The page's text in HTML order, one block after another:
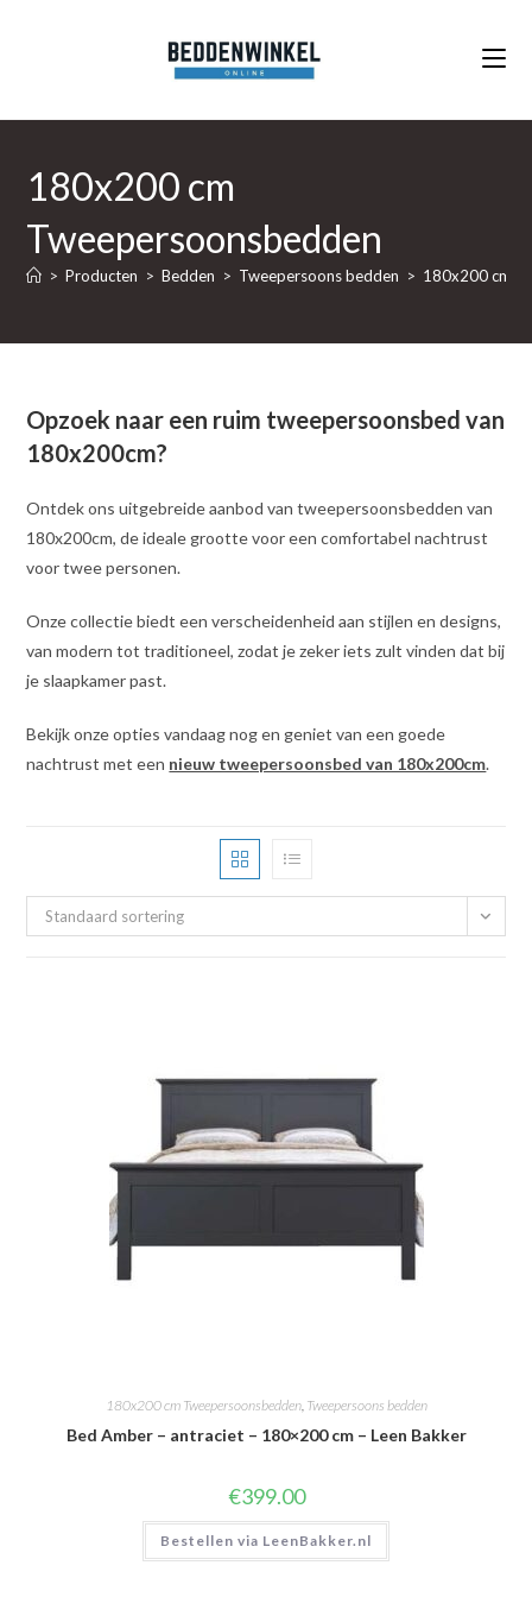
180x200 cm
Tweepersoonsbedden
> Producten > Bedden > Tweepersoons bedden > 180x200 cm
Opzoek naar een ruim tweepersoonsbed van
180x200cm?
Ontdek ons uitgebreide aanbod van tweepersoonsbedden van
180x200cm, de ideale grootte voor een comfortabel nachtrust
voor twee personen.
Onze collectie biedt een verscheidenheid aan stijlen en designs,
van modern tot traditioneel, zodat je zeker iets zult vinden dat bij
je slaapkamer past.
Bekijk onze opties vandaag nog en geniet van een goede
nachtrust met een nieuw tweepersoonsbed van 180x200cm.
Standaard sortering
180x200 cm Tweepersoonsbedden, Tweepersoons bedden
Bed Amber – antraciet – 180×200 cm – Leen Bakker
€399.00
Bestellen via LeenBakker.nl